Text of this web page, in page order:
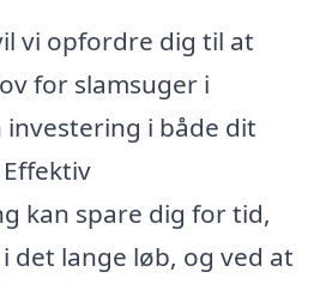
vi opfordre dig til at
for slamsuger i
investering i både dit
kan spare dig for tid,
det lange løb, og ved at